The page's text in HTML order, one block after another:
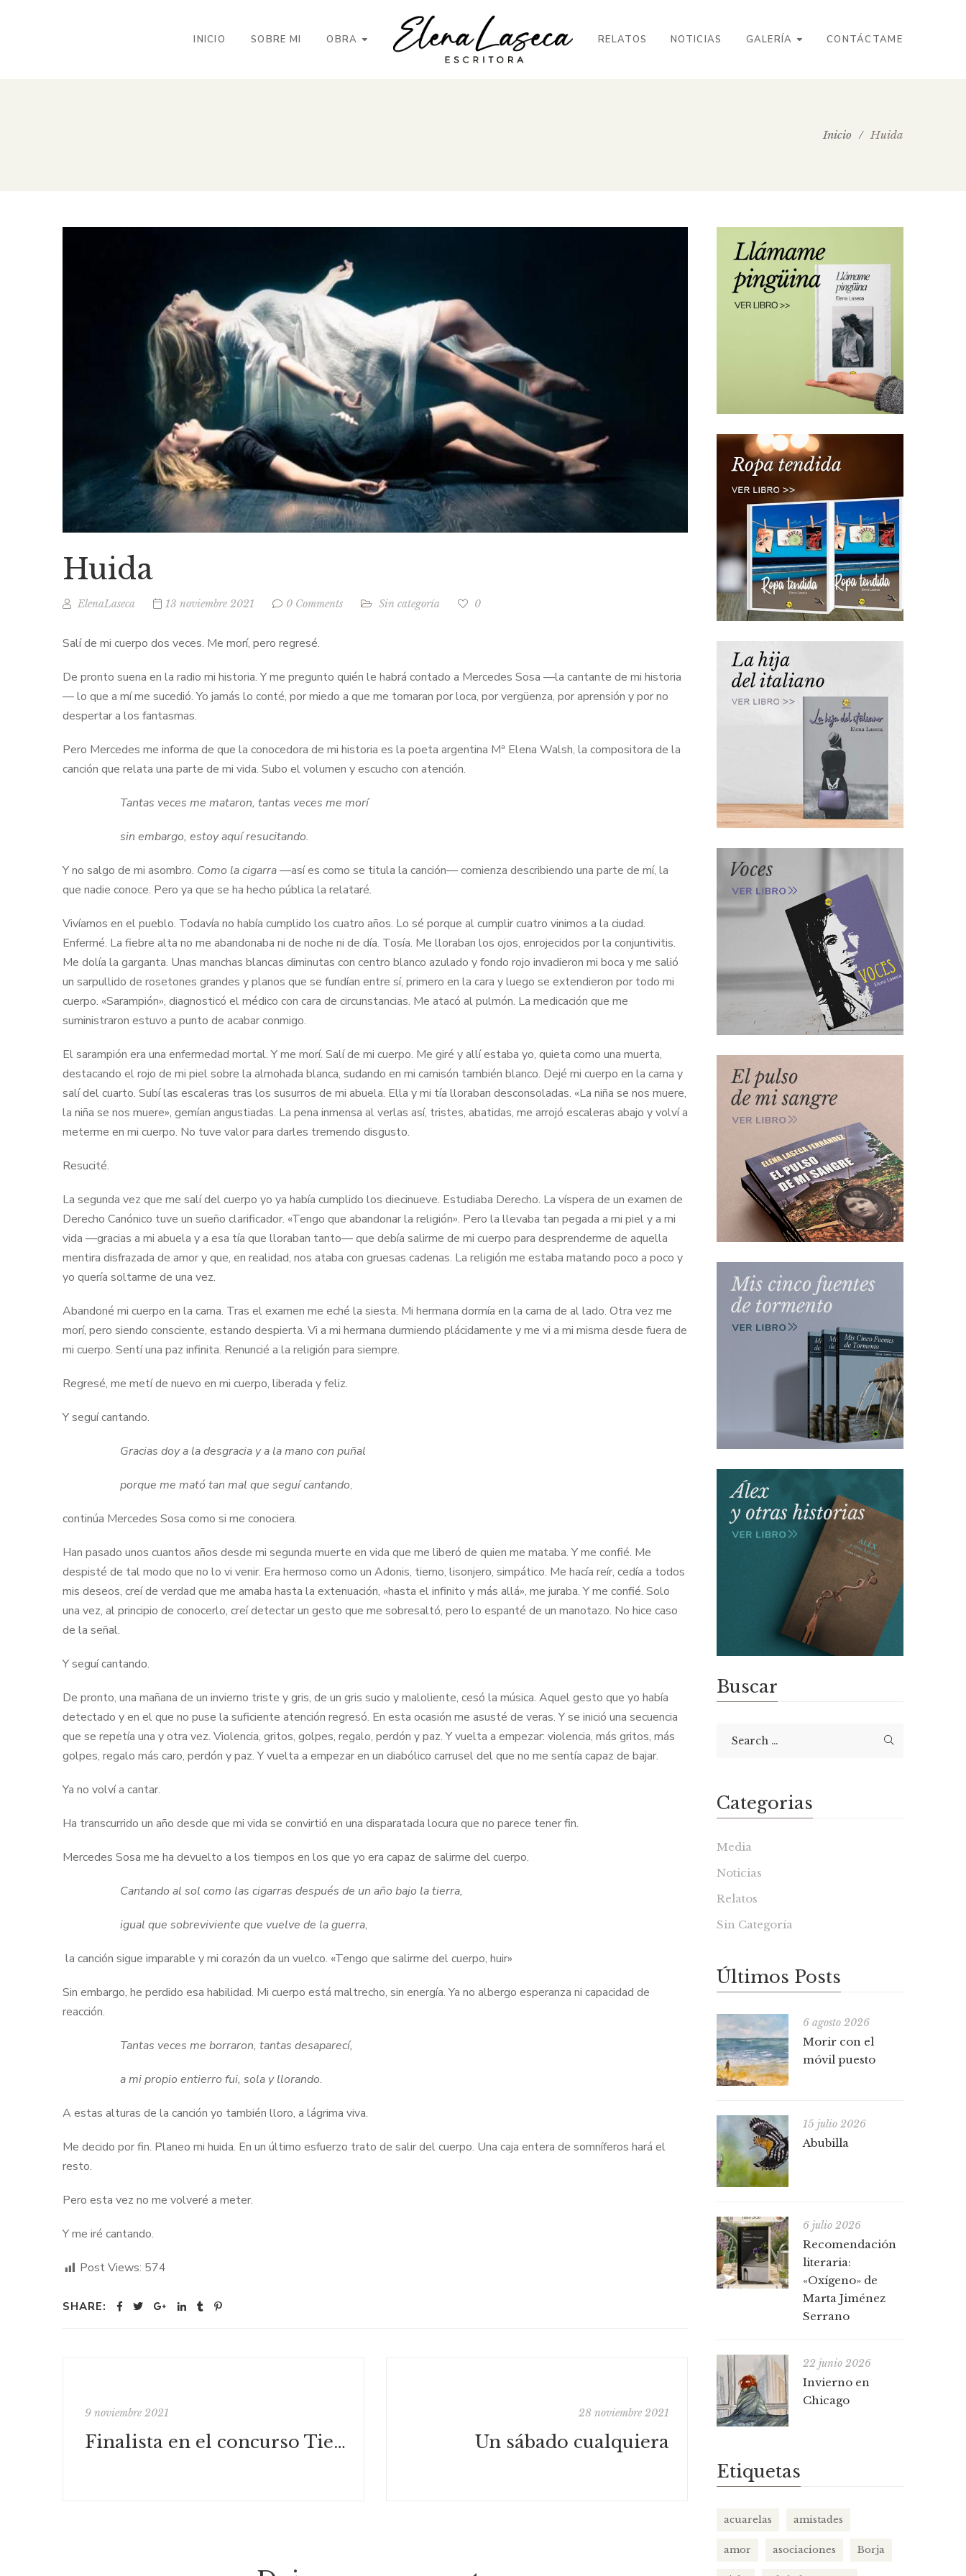
INICIO SOBRE MI OBRA RELATOS NOTICIAS GALERÍA CONTÁCTAME
Inicio / Huida
Huida
ElenaLaseca 13 noviembre 2021 0 Comments Sin categoría 0
Salí de mi cuerpo dos veces. Me morí, pero regresé.
De pronto suena en la radio mi historia. Y me pregunto quién le habrá contado a Mercedes Sosa —la cantante de mi historia
— lo que a mí me sucedió. Yo jamás lo conté, por miedo a que me tomaran por loca, por vergüenza, por aprensión y por no
despertar a los fantasmas.
Pero Mercedes me informa de que la conocedora de mi historia es la poeta argentina Mª Elena Walsh, la compositora de la
canción que relata una parte de mi vida. Subo el volumen y escucho con atención.
Tantas veces me mataron, tantas veces me morí
sin embargo, estoy aquí resucitando.
Y no salgo de mi asombro. Como la cigarra—así es como se titula la canción— comienza describiendo una parte de mí, la
que nadie conoce. Pero ya que se ha hecho pública la relataré.
Vivíamos en el pueblo. Todavía no había cumplido los cuatro años. Lo sé porque al cumplir cuatro vinimos a la ciudad.
Enfermé. La fiebre alta no me abandonaba ni de noche ni de día. Tosía. Me lloraban los ojos, enrojecidos por la conjuntivitis.
Me dolía la garganta. Unas manchas blancas diminutas con centro blanco azulado y fondo rojo invadieron mi boca y me salió
un sarpullido de rosetones grandes y planos que se fundían entre sí, primero en la cara y luego se extendieron por todo mi
cuerpo. «Sarampión», diagnosticó el médico con cara de circunstancias. Me atacó al pulmón. La medicación que me
suministraron estuvo a punto de acabar conmigo.
El sarampión era una enfermedad mortal. Y me morí. Salí de mi cuerpo. Me giré y allí estaba yo, quieta como una muerta,
destacando el rojo de mi piel sobre la almohada blanca, sudando en mi camisón también blanco. Dejé mi cuerpo en la cama y
salí del cuarto. Subí las escaleras tras los susurros de mi abuela. Ella y mi tía lloraban desconsoladas. «La niña se nos muere,
la niña se nos muere», gemían angustiadas. La pena inmensa al verlas así, tristes, abatidas, me arrojó escaleras abajo y volví a
meterme en mi cuerpo. No tuve valor para darles tremendo disgusto.
Resucité.
La segunda vez que me salí del cuerpo yo ya había cumplido los diecinueve. Estudiaba Derecho. La víspera de un examen de
Derecho Canónico tuve un sueño clarificador. «Tengo que abandonar la religión». Pero la llevaba tan pegada a mi piel y a mi
vida —gracias a mi abuela y a esa tía que lloraban tanto— que debía salirme de mi cuerpo para desprenderme de aquella
mentira disfrazada de amor y que, en realidad, nos ataba con gruesas cadenas. La religión me estaba matando poco a poco y
yo quería soltarme de una vez.
Abandoné mi cuerpo en la cama. Tras el examen me eché la siesta. Mi hermana dormía en la cama de al lado. Otra vez me
morí, pero siendo consciente, estando despierta. Vi a mi hermana durmiendo plácidamente y me vi a mi misma desde fuera de
mi cuerpo. Sentí una paz infinita. Renuncié a la religión para siempre.
Regresé, me metí de nuevo en mi cuerpo, liberada y feliz.
Y seguí cantando.
Gracias doy a la desgracia y a la mano con puñal
porque me mató tan mal que seguí cantando,
continúa Mercedes Sosa como si me conociera.
Han pasado unos cuantos años desde mi segunda muerte en vida que me liberó de quien me mataba. Y me confié. Me
despisté de tal modo que no lo vi venir. Era hermoso como un Adonis, tierno, lisonjero, simpático. Me hacía reír, cedía a todos
mis deseos, creí de verdad que me amaba hasta la extenuación, «hasta el infinito y más allá», me juraba. Y me confié. Solo
una vez, al principio de conocerlo, creí detectar un gesto que me sobresaltó, pero lo espanté de un manotazo. No hice caso
de la señal.
Y seguí cantando.
De pronto, una mañana de un invierno triste y gris, de un gris sucio y maloliente, cesó la música. Aquel gesto que yo había
detectado y en el que no puse la suficiente atención regresó. En esta ocasión me asusté de veras. Y se inició una secuencia
que se repetía una y otra vez. Violencia, gritos, golpes, regalo, perdón y paz. Y vuelta a empezar: violencia, más gritos, más
golpes, regalo más caro, perdón y paz. Y vuelta a empezar en un diabólico carrusel del que no me sentía capaz de bajar.
Ya no volví a cantar.
Ha transcurrido un año desde que mi vida se convirtió en una disparatada locura que no parece tener fin.
Mercedes Sosa me ha devuelto a los tiempos en los que yo era capaz de salirme del cuerpo.
Cantando al sol como las cigarras después de un año bajo la tierra,
igual que sobreviviente que vuelve de la guerra,
la canción sigue imparable y mi corazón da un vuelco. «Tengo que salirme del cuerpo, huir»
Sin embargo, he perdido esa habilidad. Mi cuerpo está maltrecho, sin energía. Ya no albergo esperanza ni capacidad de
reacción.
Tantas veces me borraron, tantas desaparecí,
a mi propio entierro fui, sola y llorando.
A estas alturas de la canción yo también lloro, a lágrima viva.
Me decido por fin. Planeo mi huida. En un último esfuerzo trato de salir del cuerpo. Una caja entera de somníferos hará el
resto.
Pero esta vez no me volveré a meter.
Y me iré cantando.
Post Views: 574
SHARE:
9 noviembre 2021
Finalista en el concurso Tierra Vacía
28 noviembre 2021
Un sábado cualquiera
Buscar
Categorias
Media
Noticias
Relatos
Sin Categoría
Últimos Posts
6 agosto 2026
Morir con el
móvil puesto
15 julio 2026
Abubilla
6 julio 2026
Recomendación
literaria:
«Oxígeno» de
Marta Jiménez
Serrano
22 junio 2026
Invierno en
Chicago
Etiquetas
acuarelas amistades
amor asociaciones Borja